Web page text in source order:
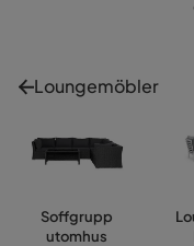
Loungemöbler
Soffgrupp
utomhus